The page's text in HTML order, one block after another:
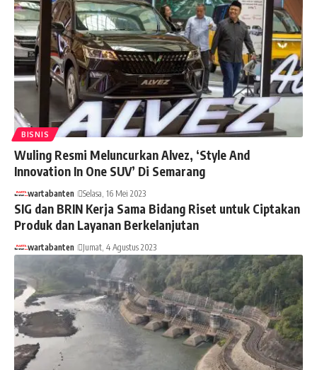
BISNIS
Wuling Resmi Meluncurkan Alvez, ‘Style And
Innovation In One SUV’ Di Semarang
wartabanten Selasa, 16 Mei 2023
SIG dan BRIN Kerja Sama Bidang Riset untuk Ciptakan
Produk dan Layanan Berkelanjutan
wartabanten Jumat, 4 Agustus 2023